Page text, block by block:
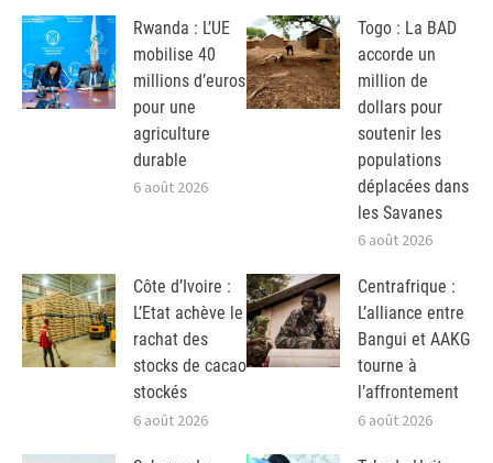
Rwanda : L’UE
mobilise 40
millions d’euros
pour une
agriculture
durable
6 août 2026
Togo : La BAD
accorde un
million de
dollars pour
soutenir les
populations
déplacées dans
les Savanes
6 août 2026
Côte d’Ivoire :
L’Etat achève le
rachat des
stocks de cacao
stockés
6 août 2026
Centrafrique :
L’alliance entre
Bangui et AAKG
tourne à
l’affrontement
6 août 2026